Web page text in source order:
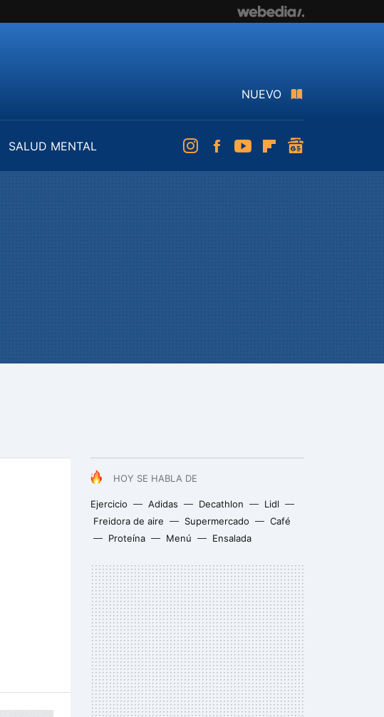
NUEVO
SALUD MENTAL
InstagramFacebookYoutubeFlipboard
HOY SE HABLA DE
Ejercicio Adidas Decathlon
Lidl
Freidora de aire
Supermercado
Café
Proteína
Menú Ensalada